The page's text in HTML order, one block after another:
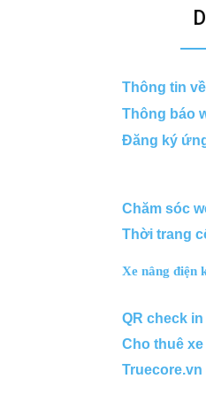
Thông tin
Thông báo
Đăng ký
Chăm sóc
Thời trang
Xe nâng điện
QR check
Cho thuê
Truecore.vn